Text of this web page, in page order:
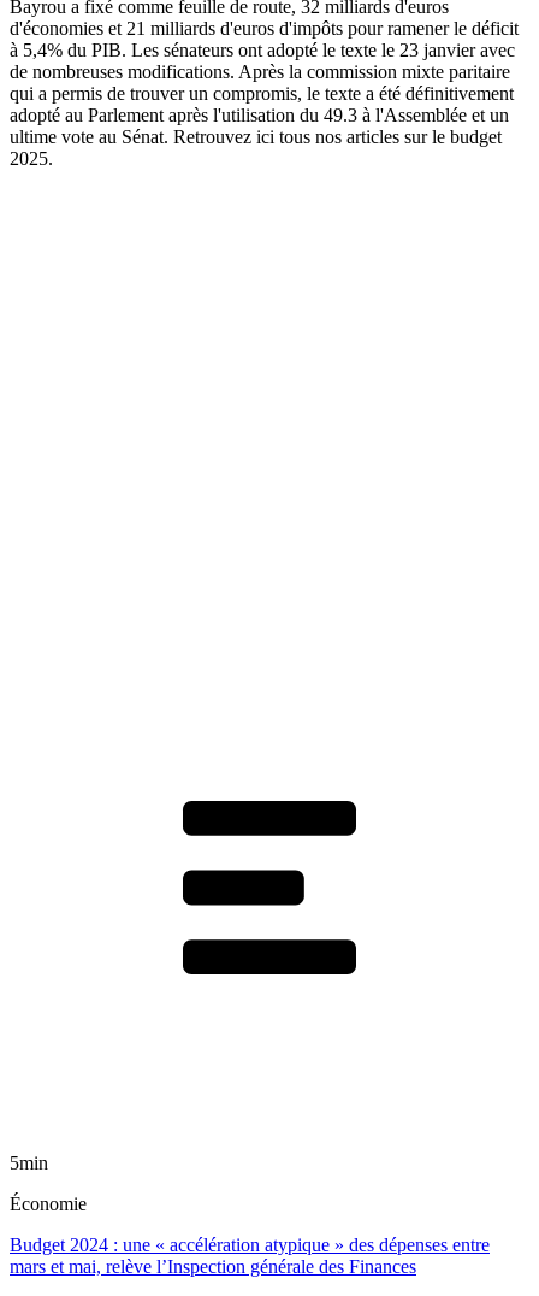
Bayrou a fixé comme feuille de route, 32 milliards d'euros
d'économies et 21 milliards d'euros d'impôts pour ramener le déficit
à 5,4% du PIB. Les sénateurs ont adopté le texte le 23 janvier avec
de nombreuses modifications. Après la commission mixte paritaire
qui a permis de trouver un compromis, le texte a été définitivement
adopté au Parlement après l'utilisation du 49.3 à l'Assemblée et un
ultime vote au Sénat. Retrouvez ici tous nos articles sur le budget
2025.
5min
Économie
Budget 2024 : une « accélération atypique » des dépenses entre
mars et mai, relève l’Inspection générale des Finances